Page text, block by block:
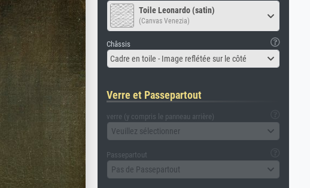
Toile Leonardo (satin)
(Canvas Venezia)
Châssis
Cadre en toile - Image reflétée sur le côté
Verre et Passepartout
verre (y compris le panneau arrière)
Veuillez sélectionner
Passepartout
Pas de Passepartout